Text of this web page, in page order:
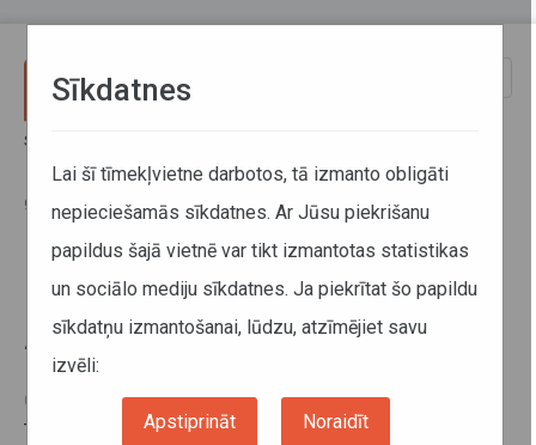
Sākums
Reģionālo starppilsētas nozīmes maršrutu tīkla optimizācija ar 2009.
gada 1. oktobri
Reģionālo starppilsētas nozīmes
maršrutu tīkla optimizācija ar
2009. gada 1. oktobri
01. oktobris 2009
Tas tiek darīts, ņemot vērā nepieciešamību sabalansēt
Sīkdatnes
Lai šī tīmekļvietne darbotos, tā izmanto obligāti
nepieciešamās sīkdatnes. Ar Jūsu piekrišanu
papildus šajā vietnē var tikt izmantotas statistikas
un sociālo mediju sīkdatnes. Ja piekrītat šo papildu
sīkdatņu izmantošanai, lūdzu, atzīmējiet savu
izvēli:
Apstiprināt Noraidīt